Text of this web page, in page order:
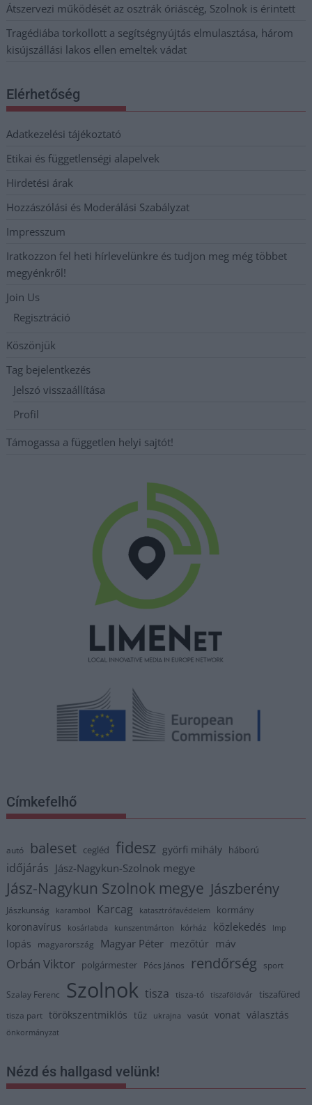
Átszervezi működését az osztrák óriáscég, Szolnok is érintett
Tragédiába torkollott a segítségnyújtás elmulasztása, három
kisújszállási lakos ellen emeltek vádat
Elérhetőség
Adatkezelési tájékoztató
Etikai és függetlenségi alapelvek
Hirdetési árak
Hozzászólási és Moderálási Szabályzat
Impresszum
Iratkozzon fel heti hírlevelünkre és tudjon meg még többet
megyénkről!
Join Us
Regisztráció
Köszönjük
Tag bejelentkezés
Jelszó visszaállítása
Profil
Támogassa a független helyi sajtót!
Címkefelhő
autó baleset cegléd fidesz györfi mihály háború
időjárás Jász-Nagykun-Szolnok megye
Jász-Nagykun Szolnok megye Jászberény
Jászkunság karambol Karcag katasztrófavédelem kormány
koronavírus kosárlabda kunszentmárton kórház közlekedés lmp
lopás magyarország Magyar Péter mezőtúr máv
Orbán Viktor polgármester Pócs János rendőrség sport
Szalay Ferenc Szolnok tisza tisza-tó tiszaföldvár tiszafüred
tisza part törökszentmiklós tűz ukrajna vasút vonat választás
önkormányzat
Nézd és hallgasd velünk!